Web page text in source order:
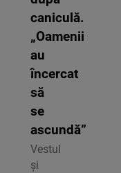
caniculă.
„Oamenii
au
încercat
să
se
ascundă”
Vestul
și